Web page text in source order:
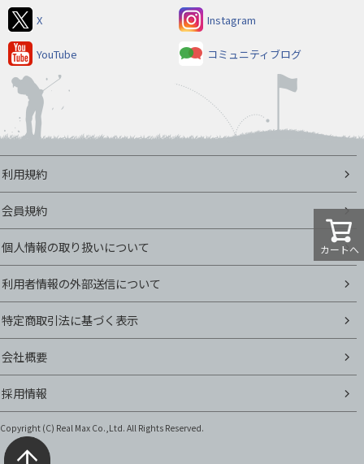
カートへ
X Instagram
YouTube コミュニティブログ
利用規約
会員規約
個人情報の取り扱いについて
利用者情報の外部送信について
特定商取引法に基づく表示
会社概要
採用情報
Copyright (C) Real Max Co.,Ltd. All Rights Reserved.